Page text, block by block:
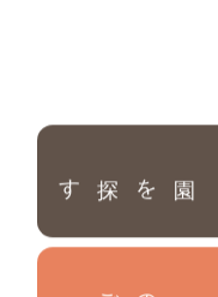
園を探す